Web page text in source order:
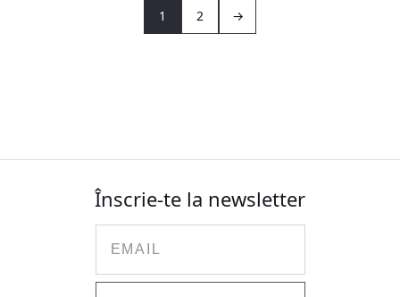
1 2 →
Înscrie-te la newsletter